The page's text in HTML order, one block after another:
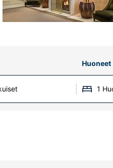
Huoneet
1